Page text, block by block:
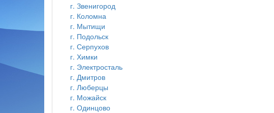
г. Звенигород
г. Коломна
г. Мытищи
г. Подольск
г. Серпухов
г. Химки
г. Электросталь
г. Дмитров
г. Люберцы
г. Можайск
г. Одинцово